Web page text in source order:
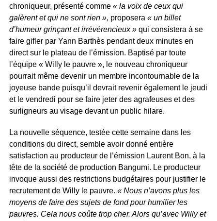
chroniqueur, présenté comme « la voix de ceux qui
galèrent et qui ne sont rien », proposera « un billet
d’humeur grinçant et irrévérencieux »qui consistera à se
faire gifler par Yann Barthès pendant deux minutes en
direct sur le plateau de l’émission. Baptisé par toute
l’équipe « Willy le pauvre », le nouveau chroniqueur
pourrait même devenir un membre incontournable de la
joyeuse bande puisqu’il devrait revenir également le jeudi
et le vendredi pour se faire jeter des agrafeuses et des
surligneurs au visage devant un public hilare.
La nouvelle séquence, testée cette semaine dans les
conditions du direct, semble avoir donné entière
satisfaction au producteur de l’émission Laurent Bon, à la
tête de la société de production Bangumi. Le producteur
invoque aussi des restrictions budgétaires pour justifier le
recrutement de Willy le pauvre. « Nous n’avons plus les
moyens de faire des sujets de fond pour humilier les
pauvres. Cela nous coûte trop cher. Alors qu’avec Willy et